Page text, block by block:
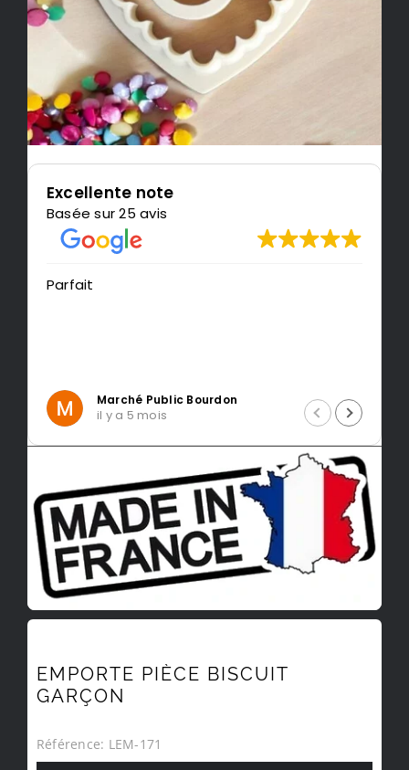
Excellente note
Basée sur 25 avis
Très content de l'impression, je
Intragest Etude
il y a 5 mois
EMPORTE PIÈCE BISCUIT
GARÇON
Référence: LEM-171